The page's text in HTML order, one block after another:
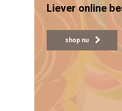
Liever online
shop nu